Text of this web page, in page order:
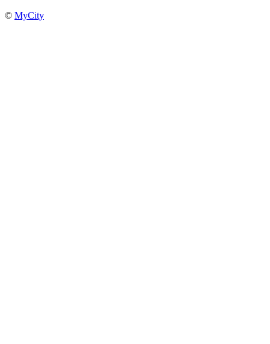
© MyCity